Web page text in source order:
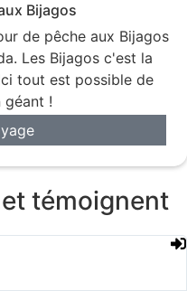
Bijagos
de pêche aux Bijagos
Les Bijagos c'est la
tout est possible de
géant !
témoignent